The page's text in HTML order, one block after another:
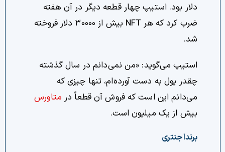
دلار بود. استیپ چهار قطعه دیگر در آن هفته
ضرب کرد که هر NFT بیش از ۳۰۰۰۰ دلار فروخته
شد.
استیپ می‌گوید: «من نمی‌دانم در سال گذشته
چقدر پول به دست آورده‌ام، تنها چیزی که
می‌دانم این است که فروش آن قطعاً در متاورس
بیش از یک میلیون است.
برندا جنتری